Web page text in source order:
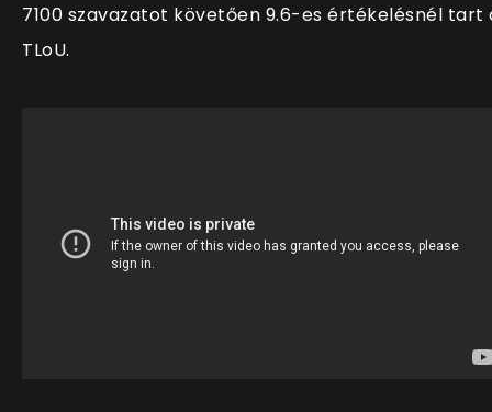
7100 szavazatot követően 9.6-es értékelésnél tart
TLoU.